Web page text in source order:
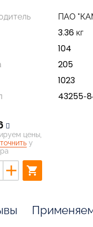
ПАО
3.36 кг
104
205
1023
43255-
цены,
у
add shopping_cart